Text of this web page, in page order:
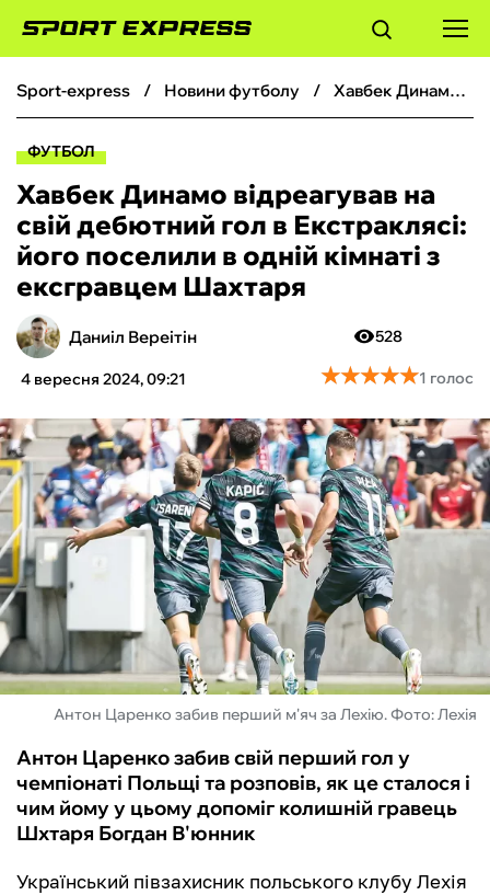
ФУТБОЛ
БОКС
ХОКЕЙ
ТЕНІС
КІБЕРСПОРТ
ЧС-2026
ФУТЗАЛ
ІНШІ
БУКМЕКЕРИ
sport-express новини футболу Хавбек Динамо відреагував на свій дебютний гол в Екстраклясі: його поселили в одній кімнаті з ексгравцем Шахтаря
ФУТБОЛ
Хавбек Динамо відреагував на
свій дебютний гол в Екстраклясі:
його поселили в одній кімнаті з
ексгравцем Шахтаря
Даниіл Вереітін
4 вересня 2024, 09:21
528
★★★★★
★★★★★1 голос
Антон Царенко забив перший м'яч за Лехію. Фото: Лехія
Антон Царенко забив свій перший гол у
чемпіонаті Польщі та розповів, як це сталося і
чим йому у цьому допоміг колишній гравець
Шхтаря Богдан В'юнник
Український півзахисник польського клубу Лехія